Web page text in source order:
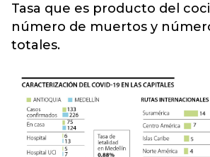
Tasa que es producto del
número de muertos y
totales.